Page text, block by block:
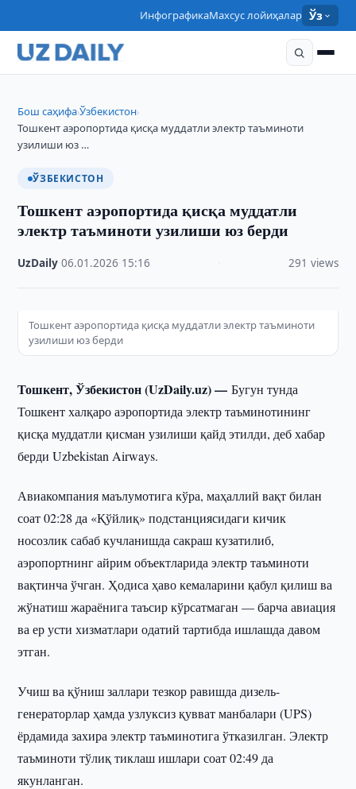
ИнфографикаМахсус лойиҳалар Ўз
Бош саҳифа›Ўзбекистон›
Тошкент аэропортида қисқа муддатли электр таъминоти
узилиши юз …
ЎЗБЕКИСТОН
Тошкент аэропортида қисқа муддатли
электр таъминоти узилиши юз берди
UzDaily ·06.01.2026 15:16 291 views
Тошкент аэропортида қисқа муддатли электр таъминоти
узилиши юз берди
Тошкент, Ўзбекистон (UzDaily.uz) —Бугун тунда
Тошкент халқаро аэропортида электр таъминотининг
қисқа муддатли қисман узилиши қайд этилди, деб хабар
берди Uzbekistan Airways.
Авиакомпания маълумотига кўра, маҳаллий вақт билан
соат 02:28 да «Қўйлиқ» подстанциясидаги кичик
носозлик сабаб кучланишда сакраш кузатилиб,
аэропортнинг айрим объектларида электр таъминоти
вақтинча ўчган. Ҳодиса ҳаво кемаларини қабул қилиш ва
жўнатиш жараёнига таъсир кўрсатмаган — барча авиация
ва ер усти хизматлари одатий тартибда ишлашда давом
этган.
Учиш ва қўниш заллари тезкор равишда дизель-
генераторлар ҳамда узлуксиз қувват манбалари (UPS)
ёрдамида захира электр таъминотига ўтказилган. Электр
таъминоти тўлиқ тиклаш ишлари соат 02:49 да
якунланган.